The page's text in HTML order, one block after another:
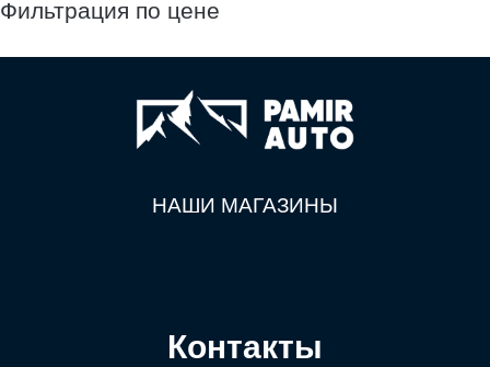
Фильтрация по цене
НАШИ МАГАЗИНЫ
Контакты